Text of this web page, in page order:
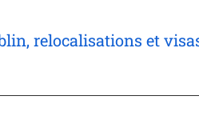
relocalisations et